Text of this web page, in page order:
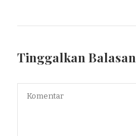
Tinggalkan Balasan